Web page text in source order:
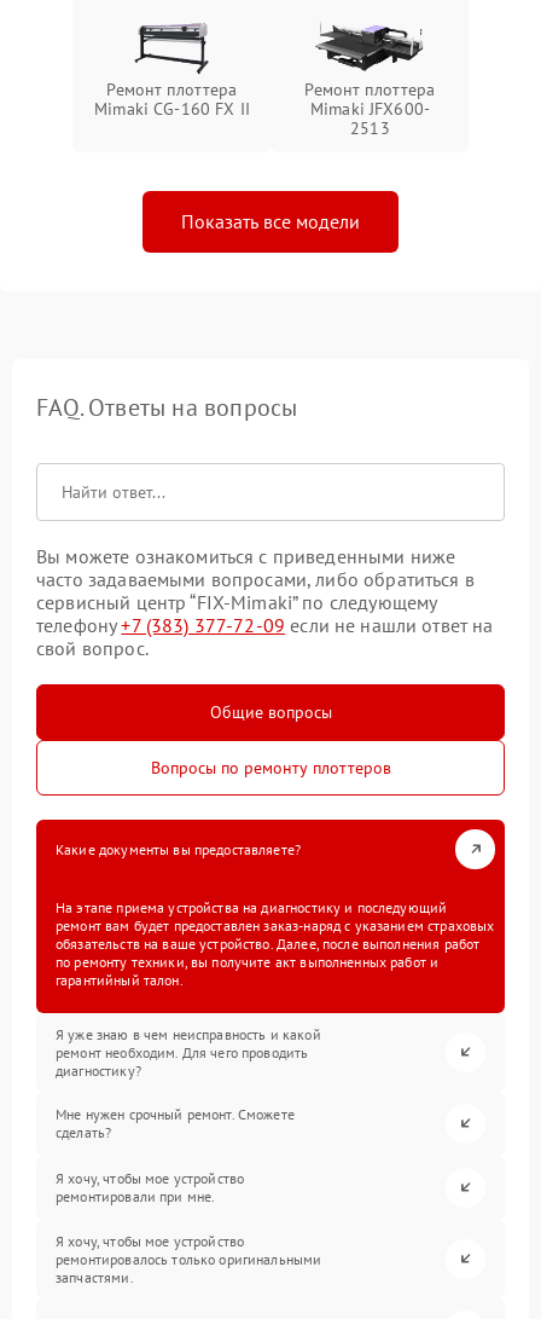
Ремонт плоттера
Mimaki CG-160 FX II
Ремонт плоттера
Mimaki JFX600-
2513
Показать все модели
FAQ. Ответы на вопросы
Вы можете ознакомиться с приведенными ниже
часто задаваемыми вопросами, либо обратиться в
сервисный центр “FIX-Mimaki” по следующему
телефону+7 (383) 377-72-09 если не нашли ответ на
свой вопрос.
Общие вопросы
Вопросы по ремонту плоттеров
Какие документы вы предоставляете?
На этапе приема устройства на диагностику и последующий
ремонт вам будет предоставлен заказ-наряд с указанием страховых
обязательств на ваше устройство. Далее, после выполнения работ
по ремонту техники, вы получите акт выполненных работ и
гарантийный талон.
Я уже знаю в чем неисправность и какой
ремонт необходим. Для чего проводить
диагностику?
Мне нужен срочный ремонт. Сможете
сделать?
Я хочу, чтобы мое устройство
ремонтировали при мне.
Я хочу, чтобы мое устройство
ремонтировалось только оригинальными
запчастями.